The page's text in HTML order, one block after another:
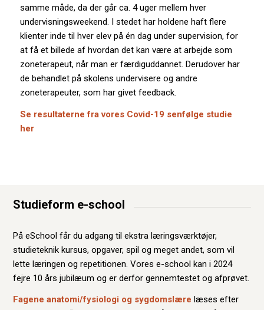
samme måde, da der går ca. 4 uger mellem hver
undervisningsweekend. I stedet har holdene haft flere
klienter inde til hver elev på én dag under supervision, for
at få et billede af hvordan det kan være at arbejde som
zoneterapeut, når man er færdiguddannet. Derudover har
de behandlet på skolens undervisere og andre
zoneterapeuter, som har givet feedback.
Se resultaterne fra vores Covid-19 senfølge studie
her
Studieform e-school
På eSchool får du adgang til ekstra læringsværktøjer,
studieteknik kursus, opgaver, spil og meget andet, som vil
lette læringen og repetitionen. Vores e-school kan i 2024
fejre 10 års jubilæum og er derfor gennemtestet og afprøvet.
Fagene anatomi/fysiologi og sygdomslære læses efter